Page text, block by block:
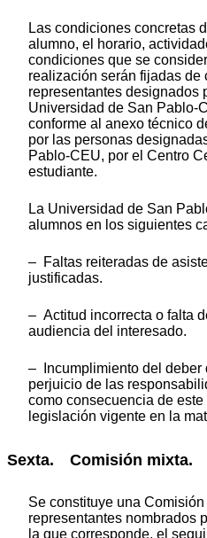
Las condiciones concretas
alumno, el horario,
condiciones que se
realización serán fijadas de
representantes designados
Universidad de San Pablo-
conforme al anexo técnico
por las personas
Pablo-CEU, por el Centro
estudiante.
La Universidad de San
alumnos en los siguientes
– Faltas reiteradas de
justificadas.
– Actitud incorrecta o falta
audiencia del interesado.
– Incumplimiento del deber
perjuicio de las
como consecuencia de
legislación vigente en la
Sexta. Comisión mixta.
Se constituye una
representantes nombrados
la que corresponde, el